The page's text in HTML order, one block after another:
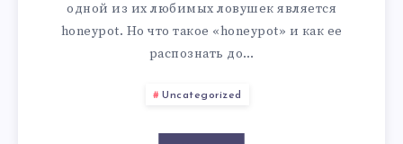
одной из их любимых ловушек является
honeypot. Но что такое «honeypot» и как ее
распознать до…
Uncategorized